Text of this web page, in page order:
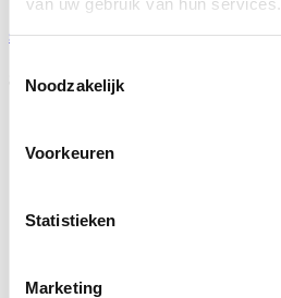
Noodzakelijk
Voorkeuren
Statistieken
Marketing
sales@schotpoort.nl
Social media